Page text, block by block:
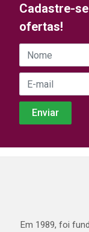
Cadastre-
ofertas!
Em 1989, foi